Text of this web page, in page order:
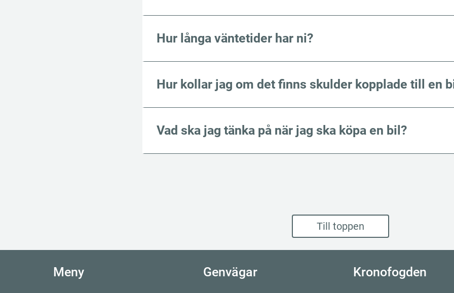
Hur långa väntetider har ni?
Hur kollar jag om det finns skulder kopplade till en
Vad ska jag tänka på när jag ska köpa en bil?
Till toppen
Meny Genvägar Kronofogden